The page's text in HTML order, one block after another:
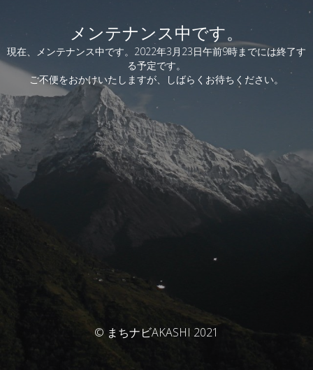
メンテナンス中です。
現在、メンテナンス中です。2022年3月23日午前9時までには終了す
る予定です。
ご不便をおかけいたしますが、しばらくお待ちください。
© まちナビAKASHI 2021